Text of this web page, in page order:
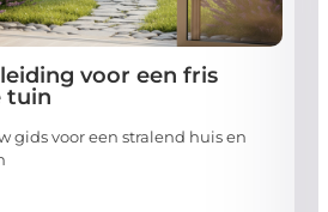
voor een fris
tuin
gids voor een stralend huis en